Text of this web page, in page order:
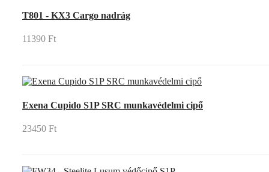
T801 - KX3 Cargo nadrág
11390 Ft
Exena Cupido S1P SRC munkavédelmi cipő
23450 Ft